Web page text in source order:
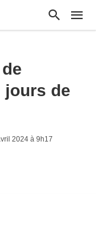
jours de
2024 à 9h17